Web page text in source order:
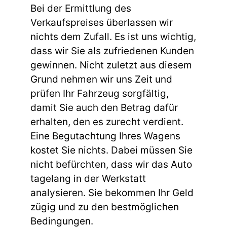
Bei der Ermittlung des
Verkaufspreises überlassen wir
nichts dem Zufall. Es ist uns wichtig,
dass wir Sie als zufriedenen Kunden
gewinnen. Nicht zuletzt aus diesem
Grund nehmen wir uns Zeit und
prüfen Ihr Fahrzeug sorgfältig,
damit Sie auch den Betrag dafür
erhalten, den es zurecht verdient.
Eine Begutachtung Ihres Wagens
kostet Sie nichts. Dabei müssen Sie
nicht befürchten, dass wir das Auto
tagelang in der Werkstatt
analysieren. Sie bekommen Ihr Geld
zügig und zu den bestmöglichen
Bedingungen.